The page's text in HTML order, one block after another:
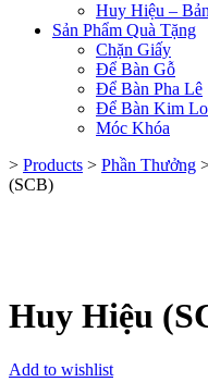
Huy Hiệu –
Sản Phẩm Quà Tặng
Chặn Giấy
Để Bàn Gỗ
Để Bàn Pha Lê
Để Bàn Kim
Móc Khóa
> Products > Phần Thưởng
(SCB)
Huy Hiệu
Add to wishlist